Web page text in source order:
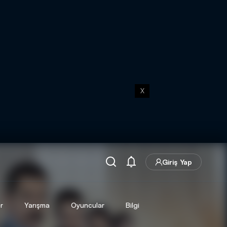
X
Giriş Yap
Yarışma Oyuncular Bilgi